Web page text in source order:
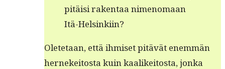
pitäisi rak­en­taa nimeno­maan
Itä-Helsinkiin?
Olete­taan, että ihmiset pitävät enem­män
hernekeitos­ta kuin kaa­likeitos­ta, jon­ka